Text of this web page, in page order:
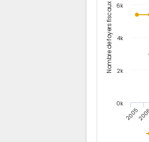
Nombre de foyers fiscaux
2005
0k
2k
4k
6k